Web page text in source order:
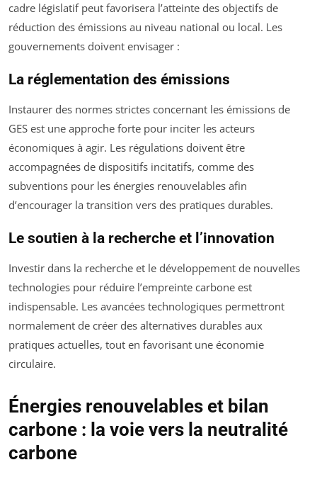
cadre législatif peut favorisera l’atteinte des objectifs de
réduction des émissions au niveau national ou local. Les
gouvernements doivent envisager :
La réglementation des émissions
Instaurer des normes strictes concernant les émissions de
GES est une approche forte pour inciter les acteurs
économiques à agir. Les régulations doivent être
accompagnées de dispositifs incitatifs, comme des
subventions pour les énergies renouvelables afin
d’encourager la transition vers des pratiques durables.
Le soutien à la recherche et l’innovation
Investir dans la recherche et le développement de nouvelles
technologies pour réduire l’empreinte carbone est
indispensable. Les avancées technologiques permettront
normalement de créer des alternatives durables aux
pratiques actuelles, tout en favorisant une économie
circulaire.
Énergies renouvelables et bilan
carbone : la voie vers la neutralité
carbone